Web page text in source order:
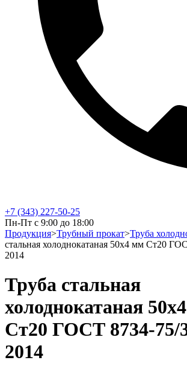
+7 (343) 227-50-25
Пн-Пт с 9:00 до 18:00
Продукция>Трубный прокат>Труба
стальная холоднокатаная 50х4 мм Ст20
2014
Труба стальная
холоднокатаная
Ст20 ГОСТ 8734-75/
2014